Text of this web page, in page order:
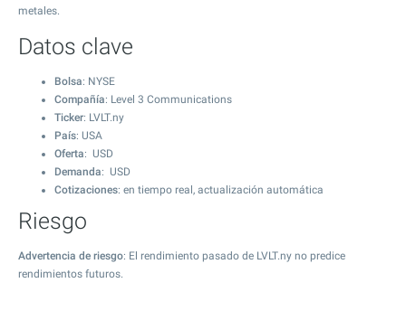
metales.
Datos clave
Bolsa: NYSE
Compañía: Level 3 Communications
Ticker: LVLT.ny
País: USA
Oferta: USD
Demanda: USD
Cotizaciones: en tiempo real, actualización automática
Riesgo
Advertencia de riesgo: El rendimiento pasado de LVLT.ny no predice
rendimientos futuros.